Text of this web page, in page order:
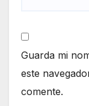
Guarda mi
este
comente.